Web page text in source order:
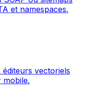
et namespaces.
vectoriels
mobile.